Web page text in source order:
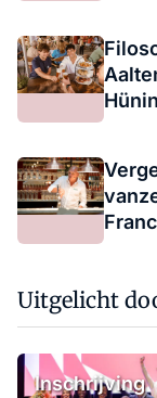
Uitgelicht
Inschrijving